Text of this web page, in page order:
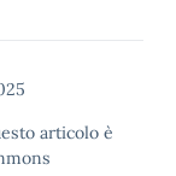
articolo è